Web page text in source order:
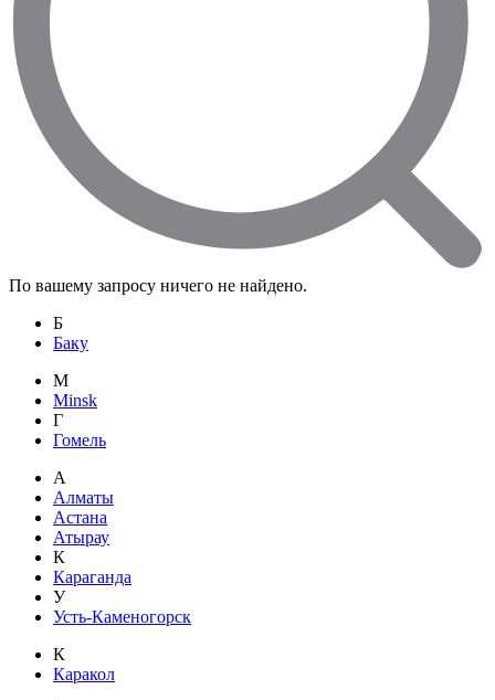
По вашему запросу ничего не найдено.
Б
Баку
M
Minsk
Г
Гомель
А
Алматы
Астана
Атырау
К
Караганда
У
Усть-Каменогорск
К
Каракол